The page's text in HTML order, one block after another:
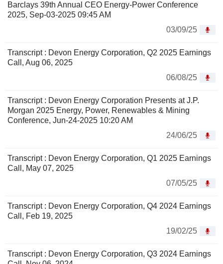
Barclays 39th Annual CEO Energy-Power Conference
2025, Sep-03-2025 09:45 AM
03/09/25
Transcript : Devon Energy Corporation, Q2 2025 Earnings
Call, Aug 06, 2025
06/08/25
Transcript : Devon Energy Corporation Presents at J.P.
Morgan 2025 Energy, Power, Renewables & Mining
Conference, Jun-24-2025 10:20 AM
24/06/25
Transcript : Devon Energy Corporation, Q1 2025 Earnings
Call, May 07, 2025
07/05/25
Transcript : Devon Energy Corporation, Q4 2024 Earnings
Call, Feb 19, 2025
19/02/25
Transcript : Devon Energy Corporation, Q3 2024 Earnings